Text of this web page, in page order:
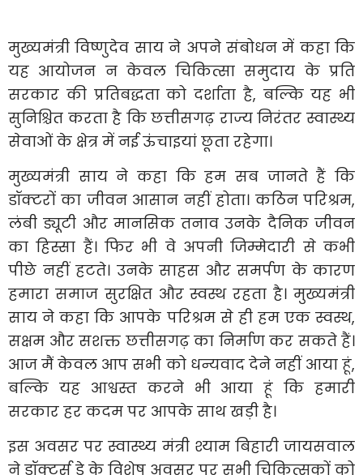
मुख्यमंत्री विष्णुदेव साय ने अपने संबोधन में कहा कि
यह आयोजन न केवल चिकित्सा समुदाय के प्रति
सरकार की प्रतिबद्धता को दर्शाता है, बल्कि यह भी
सुनिश्चित करता है कि छत्तीसगढ़ राज्य निरंतर स्वास्थ्य
सेवाओं के क्षेत्र में नई ऊंचाइयां छूता रहेगा।
मुख्यमंत्री साय ने कहा कि हम सब जानते हैं कि
डॉक्टरों का जीवन आसान नहीं होता। कठिन परिश्रम,
लंबी ड्यूटी और मानसिक तनाव उनके दैनिक जीवन
का हिस्सा हैं। फिर भी वे अपनी जिम्मेदारी से कभी
पीछे नहीं हटते। उनके साहस और समर्पण के कारण
हमारा समाज सुरक्षित और स्वस्थ रहता है। मुख्यमंत्री
साय ने कहा कि आपके परिश्रम से ही हम एक स्वस्थ,
सक्षम और सशक्त छत्तीसगढ़ का निर्माण कर सकते हैं।
आज मैं केवल आप सभी को धन्यवाद देने नहीं आया हूं,
बल्कि यह आश्वस्त करने भी आया हूं कि हमारी
सरकार हर कदम पर आपके साथ खड़ी है।
इस अवसर पर स्वास्थ्य मंत्री श्याम बिहारी जायसवाल
ने डॉक्टर्स डे के विशेष अवसर पर सभी चिकित्सकों को